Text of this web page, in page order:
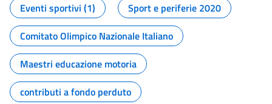
Eventi sportivi (1)
Sport e periferie 2020
Comitato Olimpico Nazionale Italiano
Maestri educazione motoria
contributi a fondo perduto